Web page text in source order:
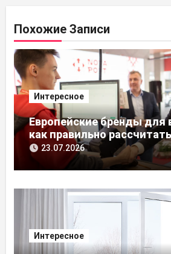
Похожие Записи
Интересное
Европейские бренды для
как правильно
из ЕС23.07.2026
Интересное